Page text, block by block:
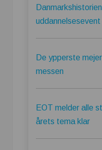
De ypperste
messen
EOT melder alle
årets tema klar